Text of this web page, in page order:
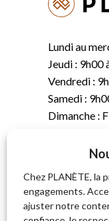
Chez PLANÈTE, la
engagements.
ajuster notre
Lundi au
Jeudi : 9h00
Vendredi :
Samedi :
Dimanche :
(819)
C.
681, rue